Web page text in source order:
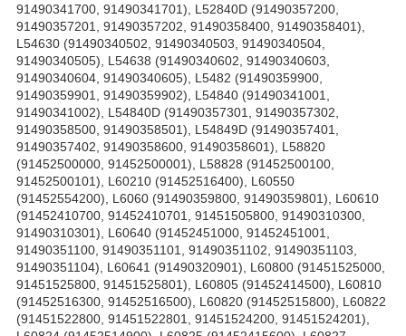
91490341700, 91490341701), L52840D (91490357200,
91490357201, 91490357202, 91490358400, 91490358401),
L54630 (91490340502, 91490340503, 91490340504,
91490340505), L54638 (91490340602, 91490340603,
91490340604, 91490340605), L5482 (91490359900,
91490359901, 91490359902), L54840 (91490341001,
91490341002), L54840D (91490357301, 91490357302,
91490358500, 91490358501), L54849D (91490357401,
91490357402, 91490358600, 91490358601), L58820
(91452500000, 91452500001), L58828 (91452500100,
91452500101), L60210 (91452516400), L60550
(91452554200), L6060 (91490359800, 91490359801), L60610
(91452410700, 91452410701, 91451505800, 91490310300,
91490310301), L60640 (91452451000, 91452451001,
91490351100, 91490351101, 91490351102, 91490351103,
91490351104), L60641 (91490320901), L60800 (91451525000,
91451525800, 91451525801), L60805 (91452414500), L60810
(91452516300, 91452516500), L60820 (91452515800), L60822
(91451522800, 91451522801, 91451524200, 91451524201),